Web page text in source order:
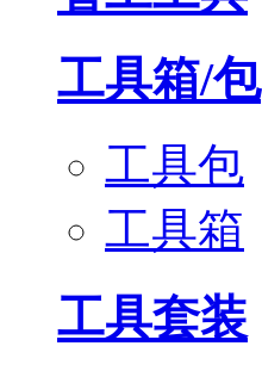
工具箱/包
工具包
工具箱
工具套装